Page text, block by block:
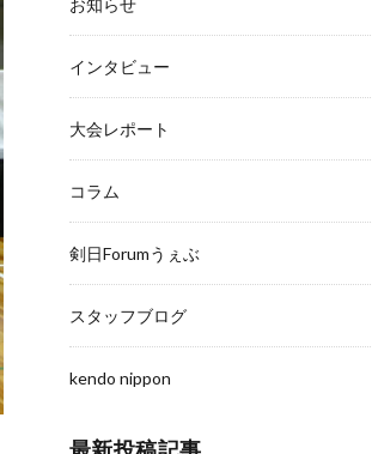
お知らせ
インタビュー
大会レポート
コラム
剣日Forumうぇぶ
スタッフブログ
kendo nippon